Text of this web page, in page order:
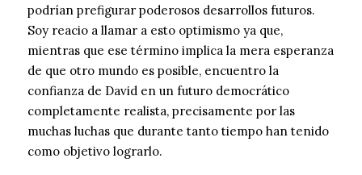
podrían prefigurar poderosos desarrollos futuros.
Soy reacio a llamar a esto optimismo ya que,
mientras que ese término implica la mera esperanza
de que otro mundo es posible, encuentro la
confianza de David en un futuro democrático
completamente realista, precisamente por las
muchas luchas que durante tanto tiempo han tenido
como objetivo lograrlo.